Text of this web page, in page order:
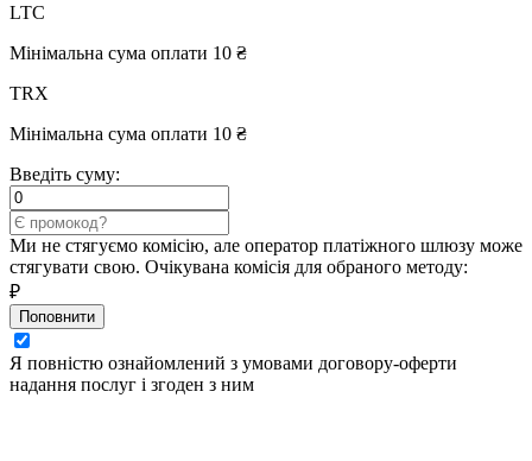
LTC
Мінімальна сума оплати 10 ₴
TRX
Мінімальна сума оплати 10 ₴
Введіть суму:
Ми не стягуємо комісію, але оператор платіжного шлюзу може
стягувати свою. Очікувана комісія для обраного методу:
₽
Поповнити
Я повністю ознайомлений з умовами договору-оферти
надання послуг і згоден з ним